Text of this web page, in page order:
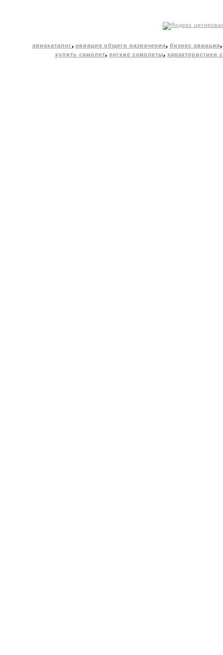
авиакаталог, авиация общего назначения, бизнес авиация
купить самолет, легкие самолеты, характеристики